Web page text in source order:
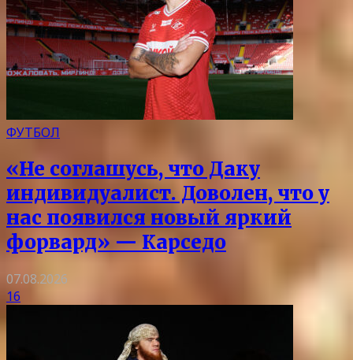
ФУТБОЛ
«Не соглашусь, что Даку
индивидуалист. Доволен, что у
нас появился новый яркий
форвард» — Карседо
07.08.2026
16